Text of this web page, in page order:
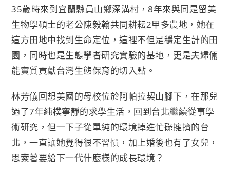
35歲時來到宜蘭縣員山鄉深溝村，8年來與同是留美
生物學碩士的老公陳毅翰共同耕耘2甲多農地，她在
這方田地中找到生命定位，這裡不但是穩定生計的田
園，同時也是生態學者研究實驗的基地，更是夫婦倆
能實質貢獻台灣生態保育的切入點。
林芳儀回想美國的母校位於阿帕拉契山腳下，在那兒
過了7年純樸寧靜的求學生活，回到台北繼續從事學
術研究，但一下子從單純的環境掉進忙碌擁擠的台
北，一直讓她覺得很不習慣，加上婚後也有了女兒，
思索著要給下一代什麼樣的成長環境？